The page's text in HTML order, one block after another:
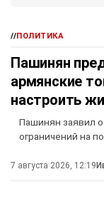
//ПОЛИТИКА
Пашинян
армянские
настроить
Пашинян заявил
ограничений на
7 августа 2026, 12:19